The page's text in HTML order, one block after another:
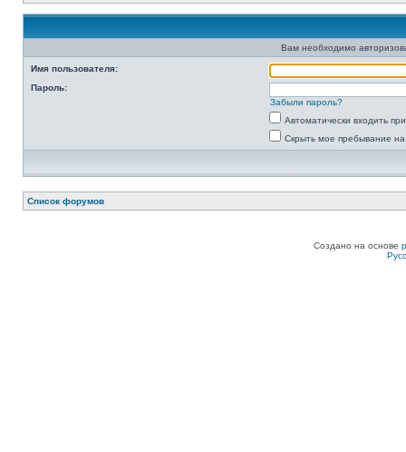
Вам необходимо
Имя пользователя:
Пароль:
Забыли пароль?
Автоматически входить
Скрыть мое пребывание
Список форумов
Создано на основе